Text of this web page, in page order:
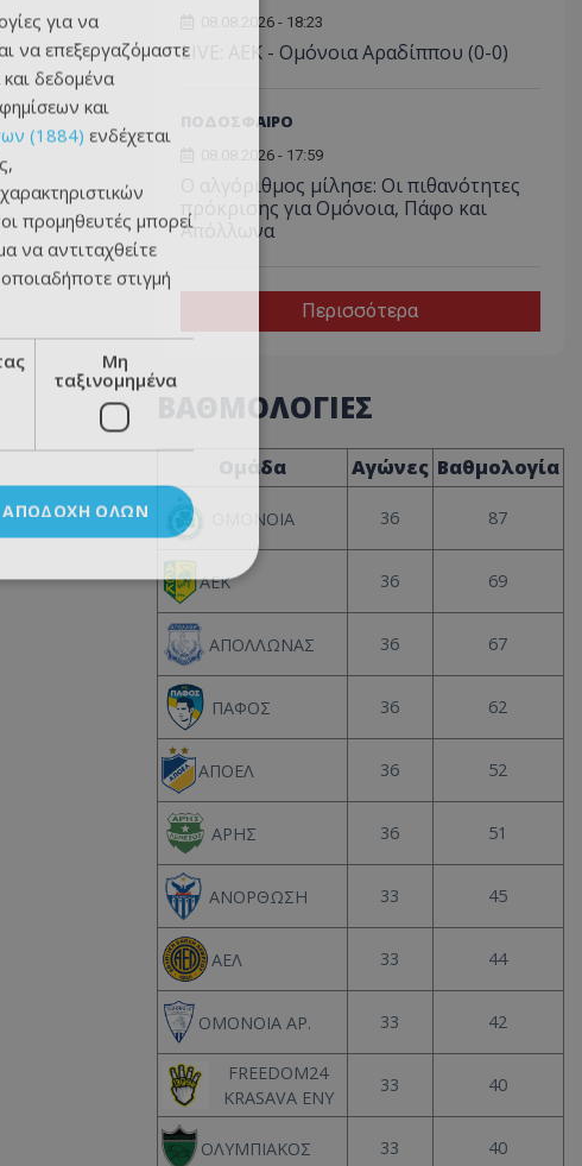
08.08.2026 - 18:23
LIVE: ΑΕΚ - Ομόνοια Αραδίππου (0-0)
ΠΟΔΟΣΦΑΙΡΟ
08.08.2026 - 17:59
Ο αλγόριθμος μίλησε: Οι πιθανότητες
πρόκρισης για Ομόνοια, Πάφο και
Απόλλωνα
Περισσότερα
ΒΑΘΜΟΛΟΓΙΕΣ
Ομάδα Αγώνες Βαθμολογία
ΟΜΟΝΟΙΑ 36 87
ΑΕΚ 36 69
ΑΠΟΛΛΩΝΑΣ 36 67
ΠΑΦΟΣ 36 62
ΑΠΟΕΛ 36 52
ΑΡΗΣ 36 51
ΑΝΟΡΘΩΣΗ 33 45
ΑΕΛ 33 44
ΟΜΟΝΟΙΑ ΑΡ. 33 42
FREEDOM24
KRASAVA ΕΝΥ
33 40
ΟΛΥΜΠΙΑΚΟΣ 33 40
για να
να επεξεργαζόμαστε
δεδομένα
και
(1884) ενδέχεται
προμηθευτές μπορεί
να αντιταχθείτε
στιγμή
Μη
ταξινομημένα
ΑΠΟΔΟΧΉ ΌΛΩΝ